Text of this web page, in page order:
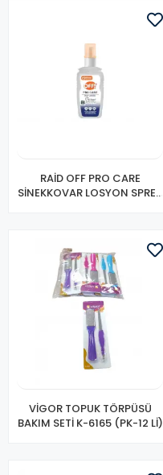
RAİD OFF PRO CARE
SİNEKKOVAR LOSYON SPREY
VİGOR TOPUK TÖRPÜSÜ
BAKIM SETİ K-6165 (PK-12 Lİ)